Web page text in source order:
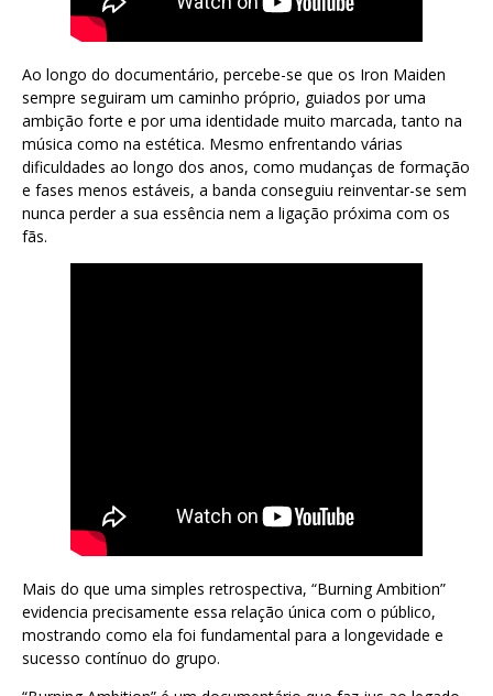
Ao longo do documentário, percebe-se que os Iron Maiden
sempre seguiram um caminho próprio, guiados por uma
ambição forte e por uma identidade muito marcada, tanto na
música como na estética. Mesmo enfrentando várias
dificuldades ao longo dos anos, como mudanças de formação
e fases menos estáveis, a banda conseguiu reinventar-se sem
nunca perder a sua essência nem a ligação próxima com os
fãs.
Mais do que uma simples retrospectiva, “Burning Ambition”
evidencia precisamente essa relação única com o público,
mostrando como ela foi fundamental para a longevidade e
sucesso contínuo do grupo.